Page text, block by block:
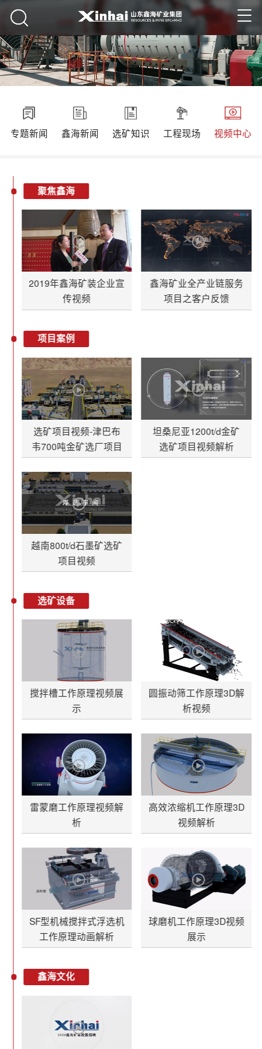
专题新闻 鑫海新闻 选矿知识 工程现场 视频中心
聚焦鑫海
2019年鑫海矿装企业宣
传视频
鑫海矿业全产业链服务
项目之客户反馈
项目案例
选矿项目视频-津巴布
韦700吨金矿选厂项目
坦桑尼亚1200t/d金矿
选矿项目视频解析
越南800t/d石墨矿选矿
项目视频
选矿设备
搅拌槽工作原理视频展
示
圆振动筛工作原理3D解
析视频
雷蒙磨工作原理视频解
析
高效浓缩机工作原理3D
视频解析
SF型机械搅拌式浮选机
工作原理动画解析
球磨机工作原理3D视频
展示
鑫海文化